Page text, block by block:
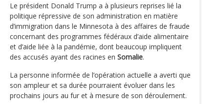
Le président Donald Trump a à plusieurs reprises lié la
politique répressive de son administration en matière
d’immigration dans le Minnesota à des affaires de fraude
concernant des programmes fédéraux d’aide alimentaire
et d’aide liée à la pandémie, dont beaucoup impliquent
des accusés ayant des racines en Somalie.
La personne informée de l’opération actuelle a averti que
son ampleur et sa durée pourraient évoluer dans les
prochains jours au fur et à mesure de son déroulement.